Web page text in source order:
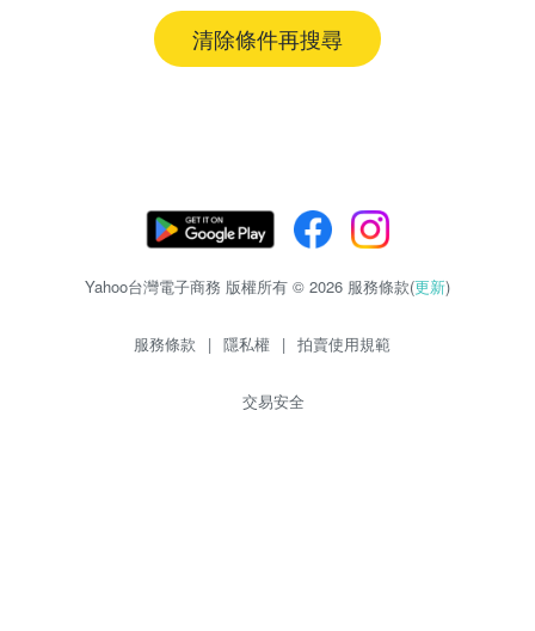
清除條件再搜尋
Yahoo台灣電子商務 版權所有 © 2026 服務條款(更新)
服務條款 | 隱私權 | 拍賣使用規範
交易安全